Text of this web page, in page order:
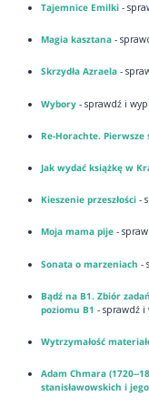
Tajemnice Emilki-
Magia kasztana-
Skrzydła Azraela-
Wybory - sprawdź i
Re-Horachte. Pierwsze
Jak wydać książkę w
Kieszenie przeszłości-
Moja mama pije-
Sonata o marzeniach -
Bądź na B1. Zbiór
poziomu B1 - sprawdź i
Wytrzymałość
Adam Chmara (1720--
stanisławowskich i